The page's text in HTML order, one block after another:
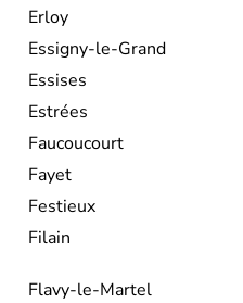
Erloy
Essigny-le-Grand
Essises
Estrées
Faucoucourt
Fayet
Festieux
Filain
Flavy-le-Martel